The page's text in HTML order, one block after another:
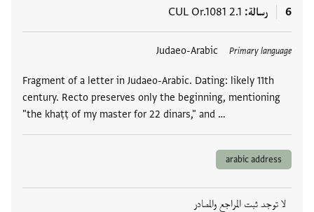
6 رسالة CUL Or.1081 2.1
Primary language
Judaeo-Arabic
Fragment of a letter in Judaeo-Arabic. Dating: likely 11th
century. Recto preserves only the beginning, mentioning
"the khaṭṭ of my master for 22 dinars," and …
العلامات
arabic address
لا توجد ثبت المراجع والمصادر